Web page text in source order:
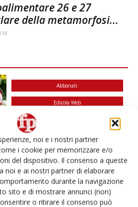
noi e i nostri partner
i cookie per memorizzare e/o
del dispositivo. Il consenso a queste
noi e ai nostri partner di elaborare
durante la navigazione
sito e di mostrare annunci (non)
o ritirare il consenso può
26 e 27
della metamorfosi...
Abbonati
Edicola Web